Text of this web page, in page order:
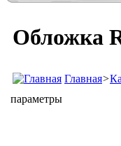
Обложка
Главная>
параметры